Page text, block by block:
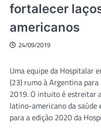
fortalecer
americanos
24/09/2019
Uma equipe da Hospitalar
(23) rumo à Argentina para
2019. O intuito é estreitar
latino-americano da
para a edição 2020 da